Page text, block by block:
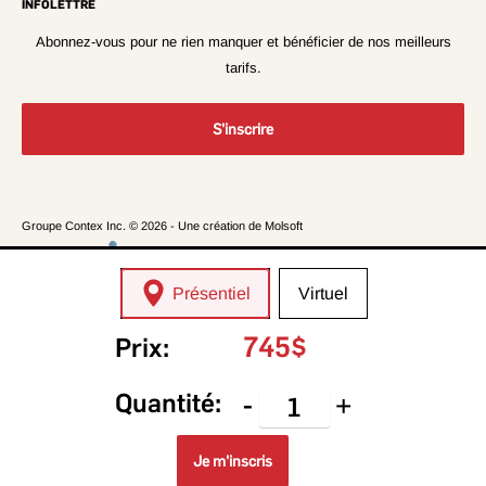
Présentiel Virtuel
Prix: 745$
Quantité: - +
Je m'inscris
Formations Infopresse
Les Affaires
Conditions d'utilisation
Conditions de vente et politique d'annulation
INFOLETTRE
Abonnez-vous pour ne rien manquer et bénéficier de nos meilleurs
tarifs.
S'inscrire
Groupe Contex Inc. © 2026 - Une création de Molsoft
Un site du Groupe Contex Inc.
355 Rue Sainte-Catherine Ouest, suite 501, Montréal, Quebec, Canada